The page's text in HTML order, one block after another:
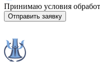
Принимаю условия
Отправить заявку